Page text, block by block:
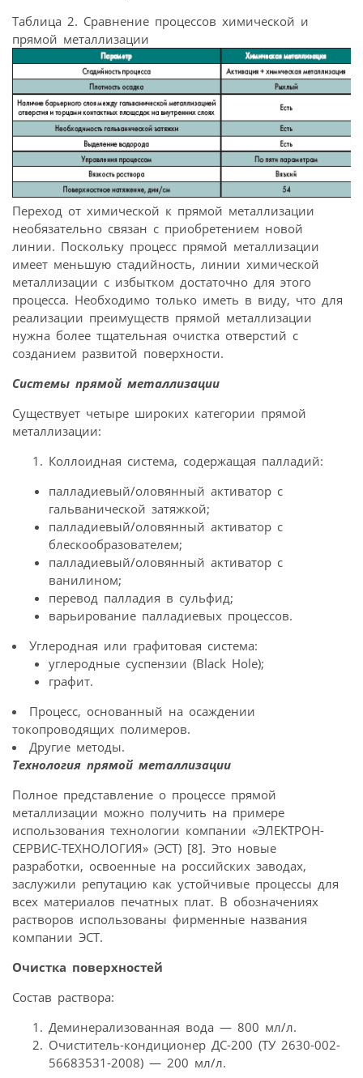
Таблица 2. Сравнение процессов химической и
прямой металлизации
Переход от химической к прямой металлизации
необязательно связан с приобретением новой
линии. Поскольку процесс прямой металлизации
имеет меньшую стадийность, линии химической
металлизации с избытком достаточно для этого
процесса. Необходимо только иметь в виду, что для
реализации преимуществ прямой металлизации
нужна более тщательная очистка отверстий с
созданием развитой поверхности.
Системы прямой металлизации
Существует четыре широких категории прямой
металлизации:
Коллоидная система, содержащая палладий:
палладиевый/оловянный активатор с
гальванической затяжкой;
палладиевый/оловянный активатор с
блескообразователем;
палладиевый/оловянный активатор с
ванилином;
перевод палладия в сульфид;
варьирование палладиевых процессов.
Углеродная или графитовая система:
углеродные суспензии (Black Hole);
графит.
Процесс, основанный на осаждении
токопроводящих полимеров.
Другие методы.
Технология прямой металлизации
Полное представление о процессе прямой
металлизации можно получить на примере
использования технологии компании «ЭЛЕКТРОН-
СЕРВИС-ТЕХНОЛОГИЯ» (ЭСТ) [8]. Это новые
разработки, освоенные на российских заводах,
заслужили репутацию как устойчивые процессы для
всех материалов печатных плат. В обозначениях
растворов использованы фирменные названия
компании ЭСТ.
Очистка поверхностей
Состав раствора:
Деминерализованная вода — 800 мл/л.
Очиститель-кондиционер ДС-200 (ТУ 2630-002-
56683531-2008) — 200 мл/л.